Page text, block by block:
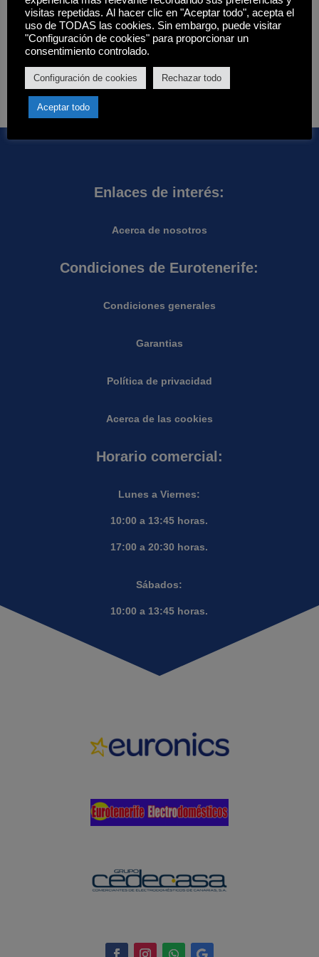
Filtros
Estado
Disponibilidad
Aplicar
Enlaces de interés:
Acerca de nosotros
Condiciones de Eurotenerife:
Condiciones generales
Garantias
Política de privacidad
Acerca de las cookies
Horario comercial:
Lunes a Viernes:
10:00 a 13:45 horas.
17:00 a 20:30 horas.
Sábados:
10:00 a 13:45 horas.
visitas repetidas. Al hacer clic en "Aceptar todo", acepta el
uso de TODAS las cookies. Sin embargo, puede visitar
"Configuración de cookies" para proporcionar un
consentimiento controlado.
Configuración de cookies Rechazar todo
Aceptar todo